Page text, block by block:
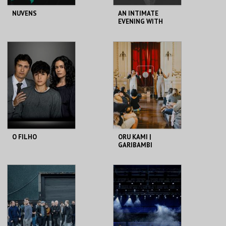
NUVENS
MAIS INFO
COMPRAR
AN INTIMATE
EVENING WITH
THEATRO CIRCO
MAIS INFO
COMPRAR
O FILHO
THEATRO CIRCO
MAIS INFO
COMPRAR
ORU KAMI |
GARIBAMBI
THEATRO CIRCO
MAIS INFO
COMPRAR